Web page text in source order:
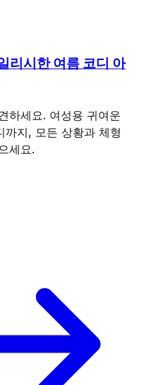
리시한 여름 코디 아
하세요. 여성용 귀여운
까지, 모든 상황과 체형
세요.